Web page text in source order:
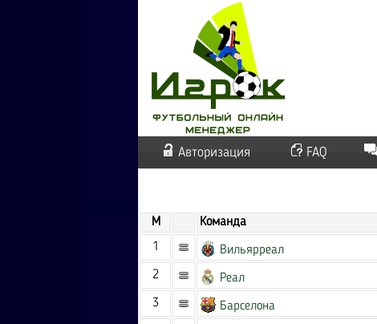
Авторизация FAQ
М Команда
1
Вильярреал
2 Реал
3 Барселона